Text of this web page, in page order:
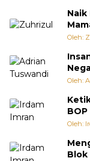
Naik
Oleh:
Oleh:
BOP
Oleh:
Blok